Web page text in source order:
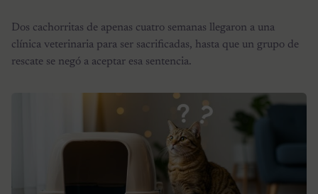
Dos cachorritas de apenas cuatro semanas llegaron a una
clínica veterinaria para ser sacrificadas, hasta que un grupo de
rescate se negó a aceptar esa sentencia.